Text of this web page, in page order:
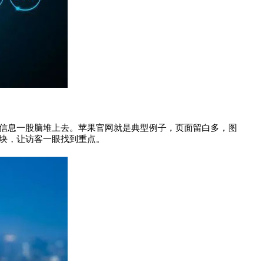
一股脑堆上去。苹果官网就是典型例子，页面留白多，图
，让访客一眼找到重点。